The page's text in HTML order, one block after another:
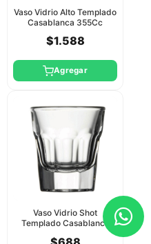
Vaso Vidrio Alto Templado
Casablanca 355Cc
$1.588
Agregar
Vaso Vidrio Shot
Templado Casablanca